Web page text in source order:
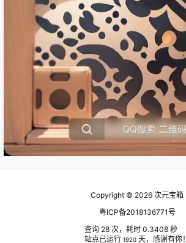
Copyright © 2026 次元宝箱
粤ICP备2018136771号
查询 28 次，耗时 0.3408 秒
站点已运行 1920 天，感谢有你！